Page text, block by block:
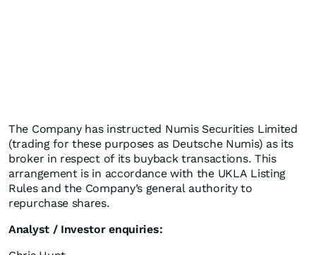
The Company has instructed Numis Securities Limited
(trading for these purposes as Deutsche Numis) as its
broker in respect of its buyback transactions. This
arrangement is in accordance with the UKLA Listing
Rules and the Company’s general authority to
repurchase shares.
Analyst / Investor enquiries: